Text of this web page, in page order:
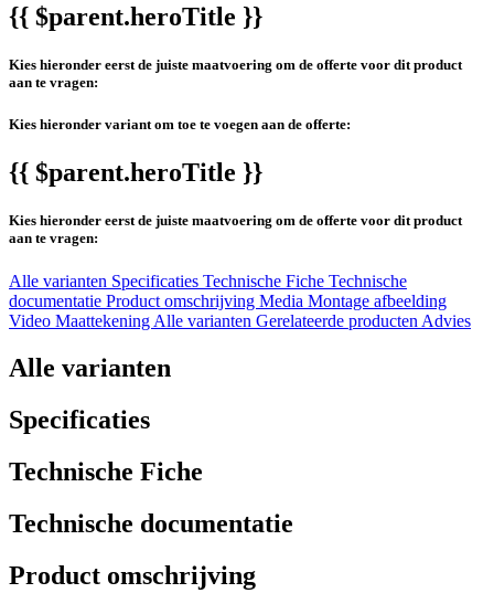
{{ $parent.heroTitle }}
Kies hieronder eerst de juiste maatvoering om de offerte voor dit product
aan te vragen:
Kies hieronder variant om toe te voegen aan de offerte:
{{ $parent.heroTitle }}
Kies hieronder eerst de juiste maatvoering om de offerte voor dit product
aan te vragen:
Alle varianten Specificaties Technische Fiche Technische
documentatie Product omschrijving Media Montage afbeelding
Video MaattekeningAlle varianten Gerelateerde productenAdvies
Alle varianten
Specificaties
Technische Fiche
Technische documentatie
Product omschrijving